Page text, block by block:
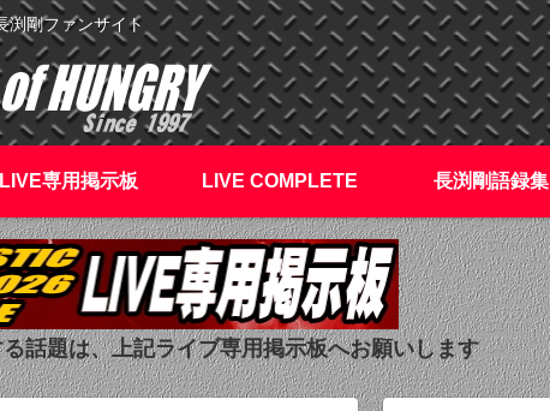
渕剛ファンサイト
LIVE専用掲示板 LIVE COMPLETE 長渕剛語録集
話題は、上記ライブ専用掲示板へお願いします